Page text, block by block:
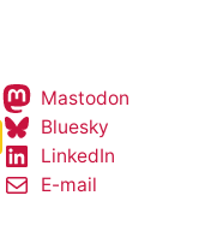
Mastodon
Bluesky
LinkedIn
E-mail